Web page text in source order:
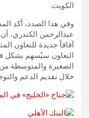
الكويت.
وفي هذا الصدد، أكد
آفاقاً جديدة للتعاون
التعاون سيُسهم بشكل
الصغيرة والمتوسطة
خلال تقديم الدعم